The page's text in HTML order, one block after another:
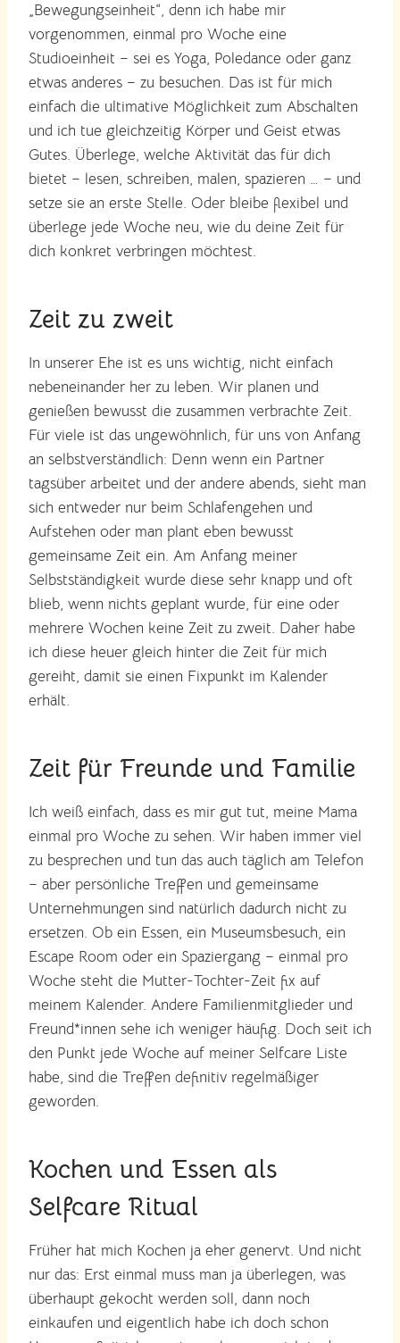
„Bewegungseinheit“, denn ich habe mir
vorgenommen, einmal pro Woche eine
Studioeinheit – sei es Yoga, Poledance oder ganz
etwas anderes – zu besuchen. Das ist für mich
einfach die ultimative Möglichkeit zum Abschalten
und ich tue gleichzeitig Körper und Geist etwas
Gutes. Überlege, welche Aktivität das für dich
bietet – lesen, schreiben, malen, spazieren … – und
setze sie an erste Stelle. Oder bleibe flexibel und
überlege jede Woche neu, wie du deine Zeit für
dich konkret verbringen möchtest.
Zeit zu zweit
In unserer Ehe ist es uns wichtig, nicht einfach
nebeneinander her zu leben. Wir planen und
genießen bewusst die zusammen verbrachte Zeit.
Für viele ist das ungewöhnlich, für uns von Anfang
an selbstverständlich: Denn wenn ein Partner
tagsüber arbeitet und der andere abends, sieht man
sich entweder nur beim Schlafengehen und
Aufstehen oder man plant eben bewusst
gemeinsame Zeit ein. Am Anfang meiner
Selbstständigkeit wurde diese sehr knapp und oft
blieb, wenn nichts geplant wurde, für eine oder
mehrere Wochen keine Zeit zu zweit. Daher habe
ich diese heuer gleich hinter die Zeit für mich
gereiht, damit sie einen Fixpunkt im Kalender
erhält.
Zeit für Freunde und Familie
Ich weiß einfach, dass es mir gut tut, meine Mama
einmal pro Woche zu sehen. Wir haben immer viel
zu besprechen und tun das auch täglich am Telefon
– aber persönliche Treffen und gemeinsame
Unternehmungen sind natürlich dadurch nicht zu
ersetzen. Ob ein Essen, ein Museumsbesuch, ein
Escape Room oder ein Spaziergang – einmal pro
Woche steht die Mutter-Tochter-Zeit fix auf
meinem Kalender. Andere Familienmitglieder und
Freund*innen sehe ich weniger häufig. Doch seit ich
den Punkt jede Woche auf meiner Selfcare Liste
habe, sind die Treffen definitiv regelmäßiger
geworden.
Kochen und Essen als
Selfcare Ritual
Früher hat mich Kochen ja eher genervt. Und nicht
nur das: Erst einmal muss man ja überlegen, was
überhaupt gekocht werden soll, dann noch
einkaufen und eigentlich habe ich doch schon